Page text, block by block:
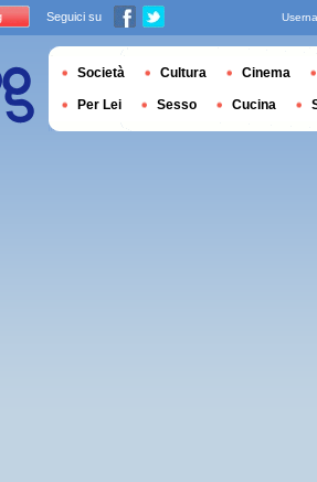
Seguici su
Società Cultura Cinema
Per Lei Sesso Cucina